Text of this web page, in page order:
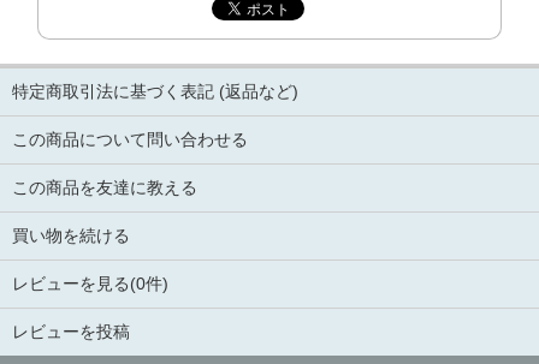
特定商取引法に基づく表記 (返品など)
この商品について問い合わせる
この商品を友達に教える
買い物を続ける
レビューを見る(0件)
レビューを投稿